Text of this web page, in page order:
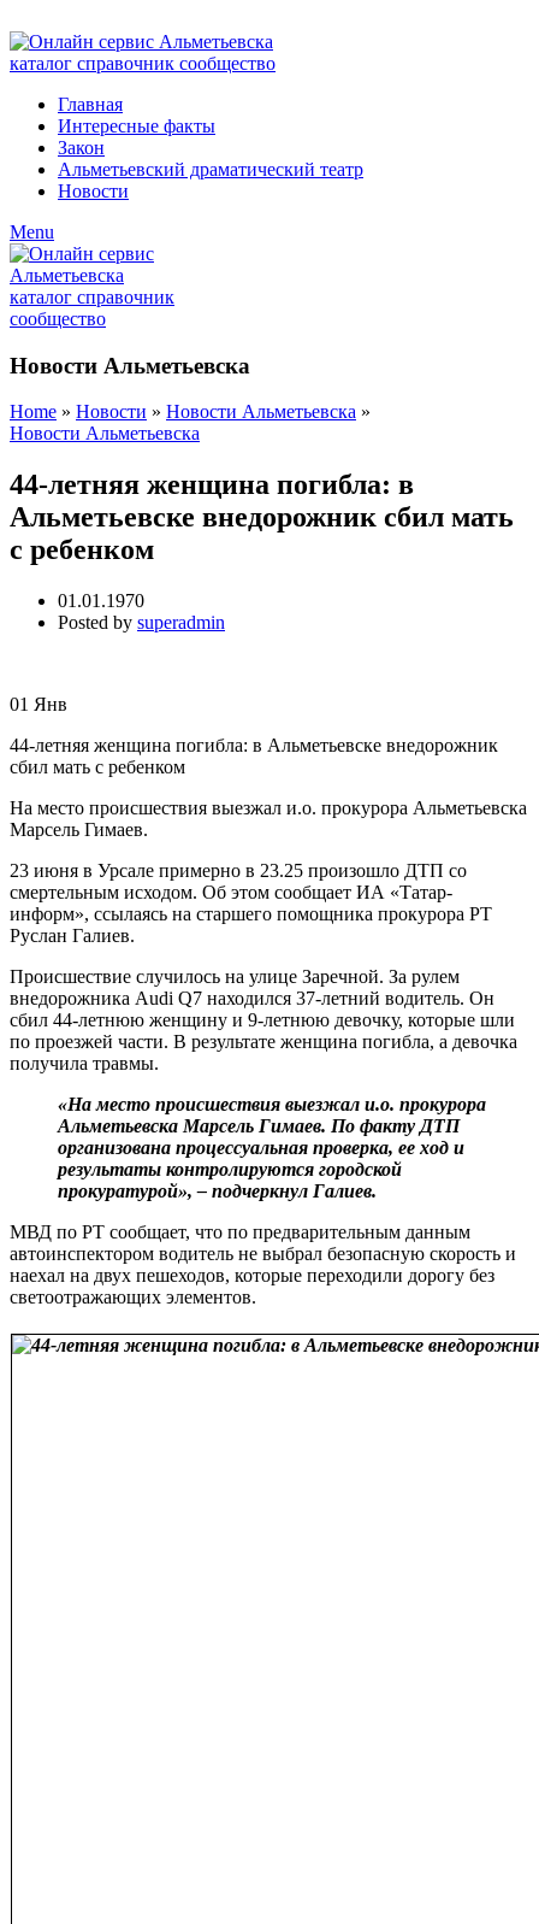
Главная
Интересные факты
Закон
Альметьевский драматический театр
Новости
Menu
Новости Альметьевска
Home » Новости » Новости Альметьевска »
Новости Альметьевска
44-летняя женщина погибла: в
Альметьевске внедорожник сбил мать
с ребенком
01.01.1970
Posted by superadmin
01 Янв
44-летняя женщина погибла: в Альметьевске внедорожник
сбил мать с ребенком
На место происшествия выезжал и.о. прокурора Альметьевска
Марсель Гимаев.
23 июня в Урсале примерно в 23.25 произошло ДТП со
смертельным исходом. Об этом сообщает ИА «Татар-
информ», ссылаясь на старшего помощника прокурора РТ
Руслан Галиев.
Происшествие случилось на улице Заречной. За рулем
внедорожника Audi Q7 находился 37-летний водитель. Он
сбил 44-летнюю женщину и 9-летнюю девочку, которые шли
по проезжей части. В результате женщина погибла, а девочка
получила травмы.
«На место происшествия выезжал и.о. прокурора
Альметьевска Марсель Гимаев. По факту ДТП
организована процессуальная проверка, ее ход и
результаты контролируются городской
прокуратурой», – подчеркнул Галиев.
МВД по РТ сообщает, что по предварительным данным
автоинспектором водитель не выбрал безопасную скорость и
наехал на двух пешеходов, которые переходили дорогу без
светоотражающих элементов.